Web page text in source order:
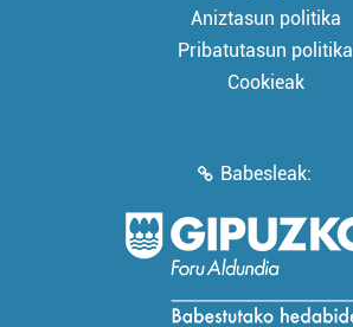
Aniztasun politika
Pribatutasun politika
Cookieak
Babesleak: